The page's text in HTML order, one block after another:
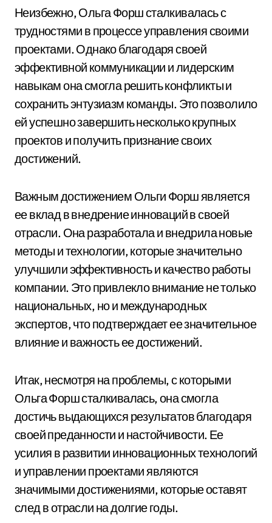
Неизбежно, Ольга Форш сталкивалась с
трудностями в процессе управления своими
проектами. Однако благодаря своей
эффективной коммуникации и лидерским
навыкам она смогла решить конфликты и
сохранить энтузиазм команды. Это позволило
ей успешно завершить несколько крупных
проектов и получить признание своих
достижений.
Важным достижением Ольги Форш является
ее вклад в внедрение инноваций в своей
отрасли. Она разработала и внедрила новые
методы и технологии, которые значительно
улучшили эффективность и качество работы
компании. Это привлекло внимание не только
национальных, но и международных
экспертов, что подтверждает ее значительное
влияние и важность ее достижений.
Итак, несмотря на проблемы, с которыми
Ольга Форш сталкивалась, она смогла
достичь выдающихся результатов благодаря
своей преданности и настойчивости. Ее
усилия в развитии инновационных технологий
и управлении проектами являются
значимыми достижениями, которые оставят
след в отрасли на долгие годы.